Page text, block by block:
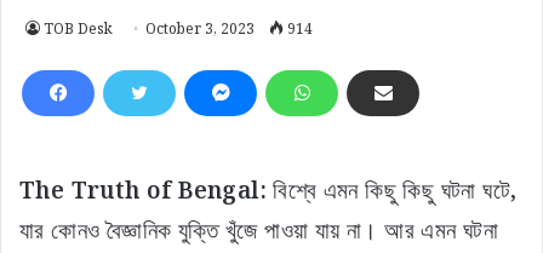
TOB Desk October 3, 2023 914
The Truth of Bengal: বিশ্বে এমন কিছু কিছু ঘটনা ঘটে,
যার কোনও বৈজ্ঞানিক যুক্তি খুঁজে পাওয়া যায় না। আর এমন ঘটনা